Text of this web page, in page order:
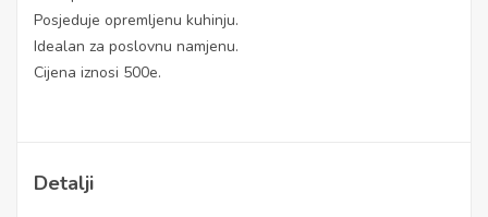
Posjeduje opremljenu kuhinju.
Idealan za poslovnu namjenu.
Cijena iznosi 500e.
Detalji